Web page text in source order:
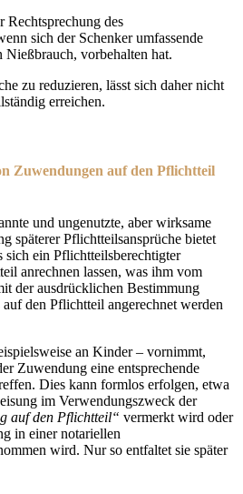
Rechtsprechung des
sich der Schenker umfassende
Nießbrauch, vorbehalten hat.
zu reduzieren, lässt sich daher nicht
erreichen.
Zuwendungen auf den Pflichtteil
und ungenutzte, aber wirksame
späterer Pflichtteilsansprüche bietet
ein Pflichtteilsberechtigter
anrechnen lassen, was ihm vom
der ausdrücklichen Bestimmung
den Pflichtteil angerechnet werden
an Kinder – vornimmt,
Zuwendung eine entsprechende
Dies kann formlos erfolgen, etwa
im Verwendungszweck der
auf den Pflichtteil“ vermerkt wird oder
in einer notariellen
wird. Nur so entfaltet sie später